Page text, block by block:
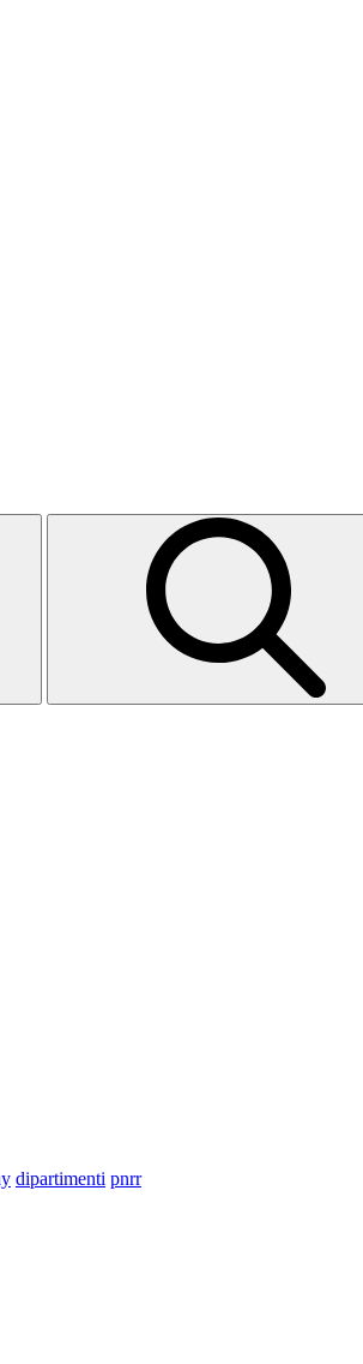
dipartimenti pnrr